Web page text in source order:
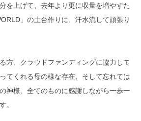
を上げて、去年より更に収量を増やすた
」の土台作りに、汗水流して頑張り
方、クラウドファンディングに協力して
てくれる母の様な存在、そして忘れては
神様、全てのものに感謝しながら一歩一
。